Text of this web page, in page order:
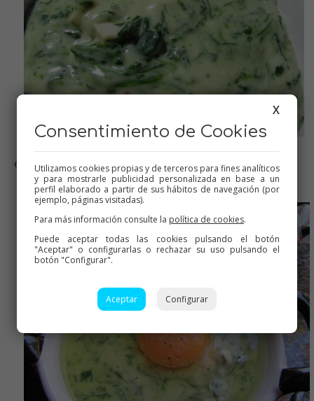
echamos en cazuelitas individuales o una grande, a gustos!
X
Consentimiento de Cookies
Utilizamos cookies propias y de terceros para fines analíticos
y para mostrarle publicidad personalizada en base a un
perfil elaborado a partir de sus hábitos de navegación (por
ejemplo, páginas visitadas).
Para más información consulte la política de cookies.
Puede aceptar todas las cookies pulsando el botón
"Aceptar" o configurarlas o rechazar su uso pulsando el
botón "Configurar".
Aceptar Configurar